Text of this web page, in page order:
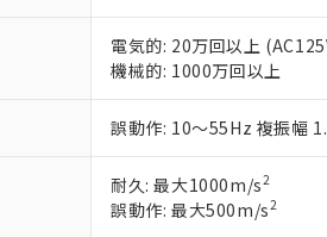
電気的: 20万回以上
機械的: 1000万回以上
誤動作: 10～55Hz 複振幅
耐久: 最大1000m/s2
誤動作: 最大500m/s2
ている必要
お客様が当
が、当社の
さい。
いる法人を指
※3 非含有証明
EU RoHS指令（10
51物質の非含有証
※本証明書は発行
また、RoHS指令
味します。
「－」：未確認で
白